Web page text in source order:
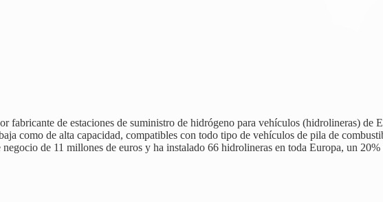
de estaciones de suministro de hidrógeno para vehículos (hidrolineras) de
como de alta capacidad, compatibles con todo tipo de vehículos de pila de
de 11 millones de euros y ha instalado 66 hidrolineras en toda Europa, un